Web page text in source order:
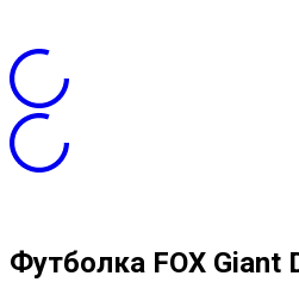
Футболка FOX Giant